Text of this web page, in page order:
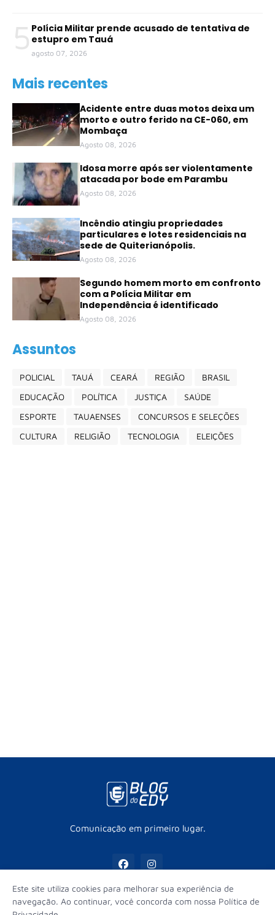
5 Polícia Militar prende acusado de tentativa de
estupro em Tauá
agosto 07, 2026
Mais recentes
Acidente entre duas motos deixa um
morto e outro ferido na CE-060, em
Mombaça
Agosto 08, 2026
Idosa morre após ser violentamente
atacada por bode em Parambu
Agosto 08, 2026
Incêndio atingiu propriedades
particulares e lotes residenciais na
sede de Quiterianópolis.
Agosto 08, 2026
Segundo homem morto em confronto
com a Polícia Militar em
Independência é identificado
Agosto 08, 2026
Assuntos
POLICIAL TAUÁ CEARÁ REGIÃO
BRASIL
EDUCAÇÃO
POLÍTICA JUSTIÇA
SAÚDE
ESPORTE
TAUAENSES
CONCURSOS E SELEÇÕES
CULTURA
RELIGIÃO TECNOLOGIA ELEIÇÕES
Comunicação em primeiro lugar.
Este site utiliza cookies para melhorar sua experiência de
navegação. Ao continuar, você concorda com nossa Política de